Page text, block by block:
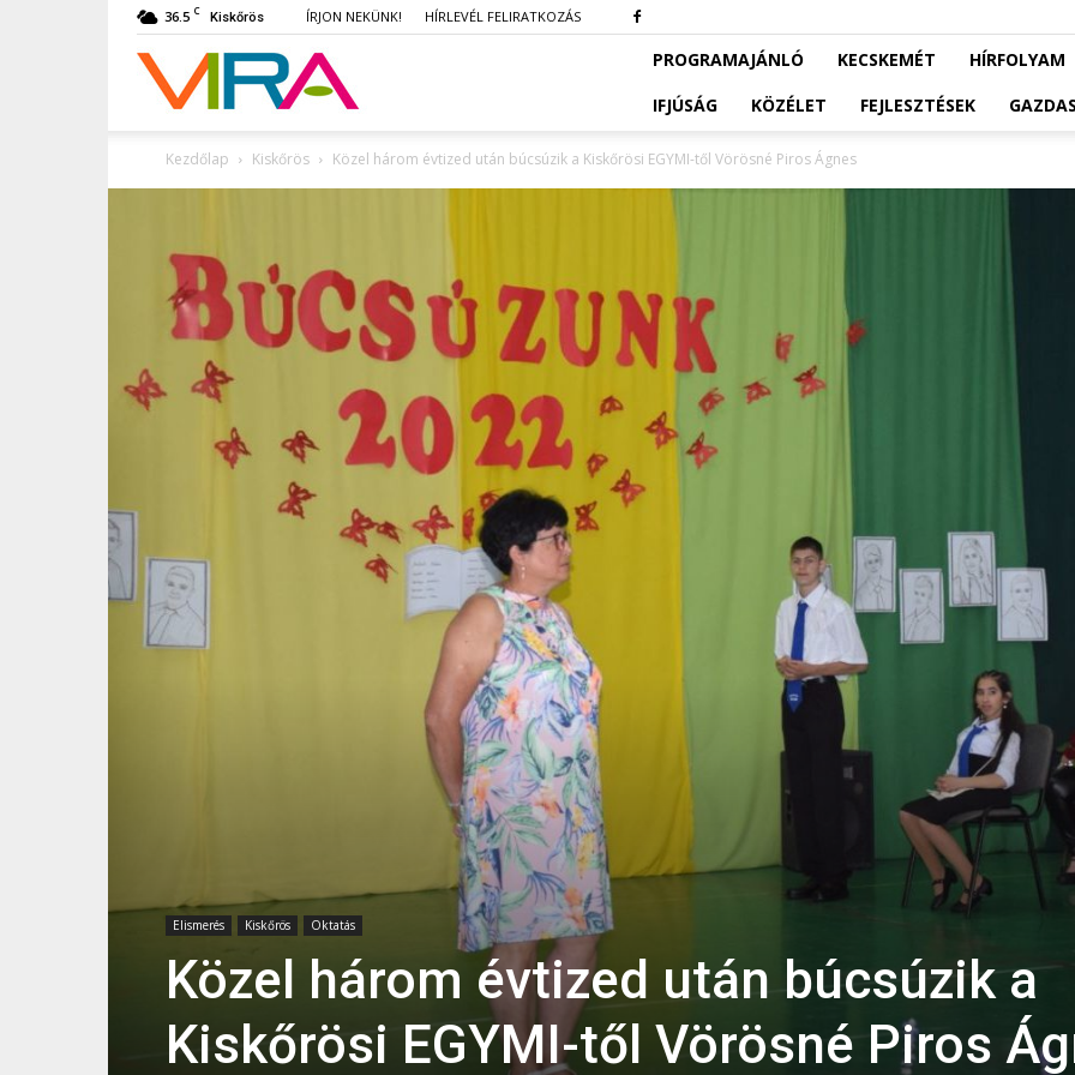
36.5 C Kiskőrös ÍRJON NEKÜNK! HÍRLEVÉL FELIRATKOZÁS
VIRA PROGRAMAJÁNLÓ KECSKEMÉT
HÍRFOLYAM
IFJÚSÁG
KÖZÉLET FEJLESZTÉSEK
Kezdőlap Kiskőrös Közel három évtized után búcsúzik a Kiskőrösi EGYMI-től Vörösné Piros Ágnes
Elismerés Kiskőrös Oktatás
Közel három évtized után búcsúzik a
Kiskőrösi EGYMI-től Vörösné Piros